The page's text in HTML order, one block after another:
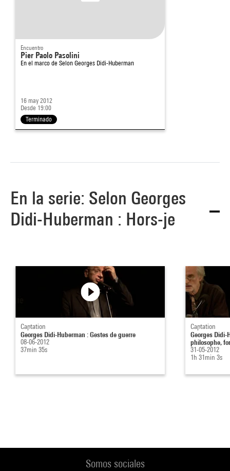
Encuentro
Pier Paolo Pasolini
En el marco de Selon Georges Didi-Huberman
16 may 2012
Desde 19:00
Terminado
En la serie: Selon Georges
Didi-Huberman : Hors-je
Captation
Georges Didi-Huberman : Gestes de guerre
08-06-2012
37min 35s
Captation
Georges Didi-
philosophe,
31-05-2012
1h 31min 3s
Somos sociales